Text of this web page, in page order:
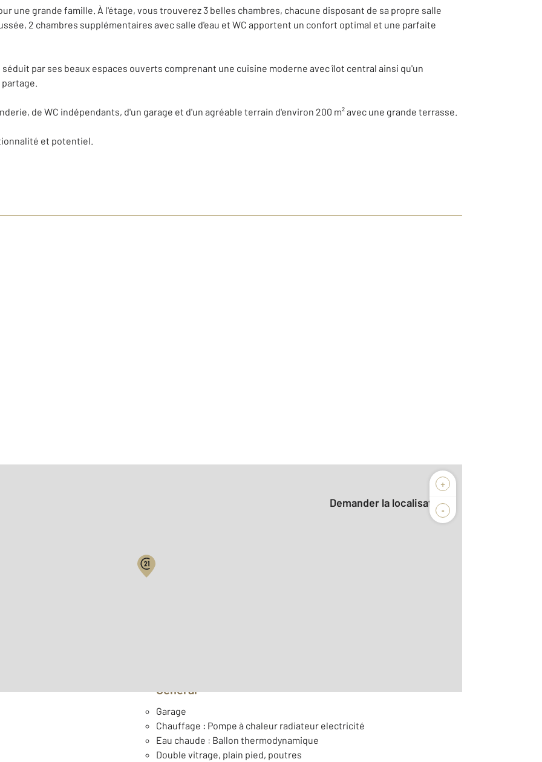
une grande famille. À l'étage, vous trouverez 3 belles chambres, chacune disposant de sa propre salle
2 chambres supplémentaires avec salle d'eau et WC apportent un confort optimal et une parfaite
par ses beaux espaces ouverts comprenant une cuisine moderne avec îlot central ainsi qu'un
de WC indépendants, d'un garage et d'un agréable terrain d'environ 200 m² avec une grande terrasse.
et potentiel.
+
-
Demander la localisation
Général
Garage
Chauffage : Pompe à chaleur radiateur electricité
Eau chaude : Ballon thermodynamique
Double vitrage, plain pied, poutres